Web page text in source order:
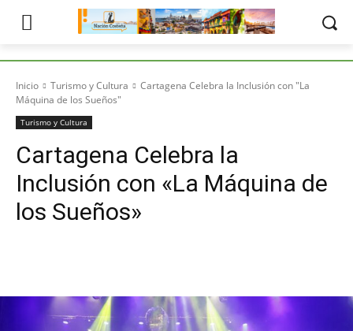
Inicio Turismo y Cultura
Cartagena Celebra la Inclusión con "La
Máquina de los Sueños"
Turismo y Cultura
Cartagena Celebra la
Inclusión con «La Máquina de
los Sueños»